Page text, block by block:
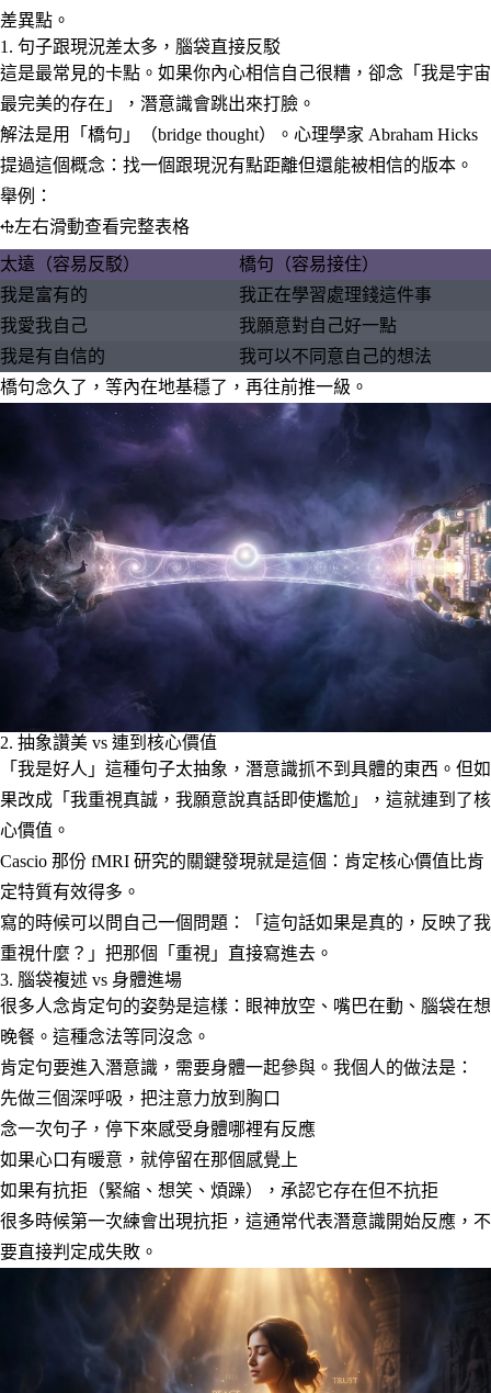
差異點。
1. 句子跟現況差太多，腦袋直接反駁
這是最常見的卡點。如果你內心相信自己很糟，卻念「我是宇宙
最完美的存在」，潛意識會跳出來打臉。
解法是用「橋句」（bridge thought）。心理學家 Abraham Hicks
提過這個概念：找一個跟現況有點距離但還能被相信的版本。
舉例：
左右滑動查看完整表格
太遠（容易反駁）
橋句（容易接住）
我是富有的
我正在學習處理錢這件事
我愛我自己
我願意對自己好一點
我是有自信的
我可以不同意自己的想法
橋句念久了，等內在地基穩了，再往前推一級。
2. 抽象讚美 vs 連到核心價值
「我是好人」這種句子太抽象，潛意識抓不到具體的東西。但如
果改成「我重視真誠，我願意說真話即使尷尬」，這就連到了核
心價值。
Cascio 那份 fMRI 研究的關鍵發現就是這個：肯定核心價值比肯
定特質有效得多。
寫的時候可以問自己一個問題：「這句話如果是真的，反映了我
重視什麼？」把那個「重視」直接寫進去。
3. 腦袋複述 vs 身體進場
很多人念肯定句的姿勢是這樣：眼神放空、嘴巴在動、腦袋在想
晚餐。這種念法等同沒念。
肯定句要進入潛意識，需要身體一起參與。我個人的做法是：
先做三個深呼吸，把注意力放到胸口
念一次句子，停下來感受身體哪裡有反應
如果心口有暖意，就停留在那個感覺上
如果有抗拒（緊縮、想笑、煩躁），承認它存在但不抗拒
很多時候第一次練會出現抗拒，這通常代表潛意識開始反應，不
要直接判定成失敗。